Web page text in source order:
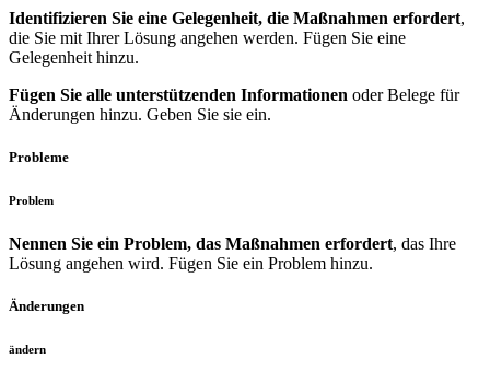
Identifizieren Sie eine Gelegenheit, die Maßnahmen erfordert,
die Sie mit Ihrer Lösung angehen werden. Fügen Sie eine
Gelegenheit hinzu.
Fügen Sie alle unterstützenden Informationen oder Belege für
Änderungen hinzu. Geben Sie sie ein.
Probleme
Problem
Nennen Sie ein Problem, das Maßnahmen erfordert, das Ihre
Lösung angehen wird. Fügen Sie ein Problem hinzu.
Änderungen
ändern